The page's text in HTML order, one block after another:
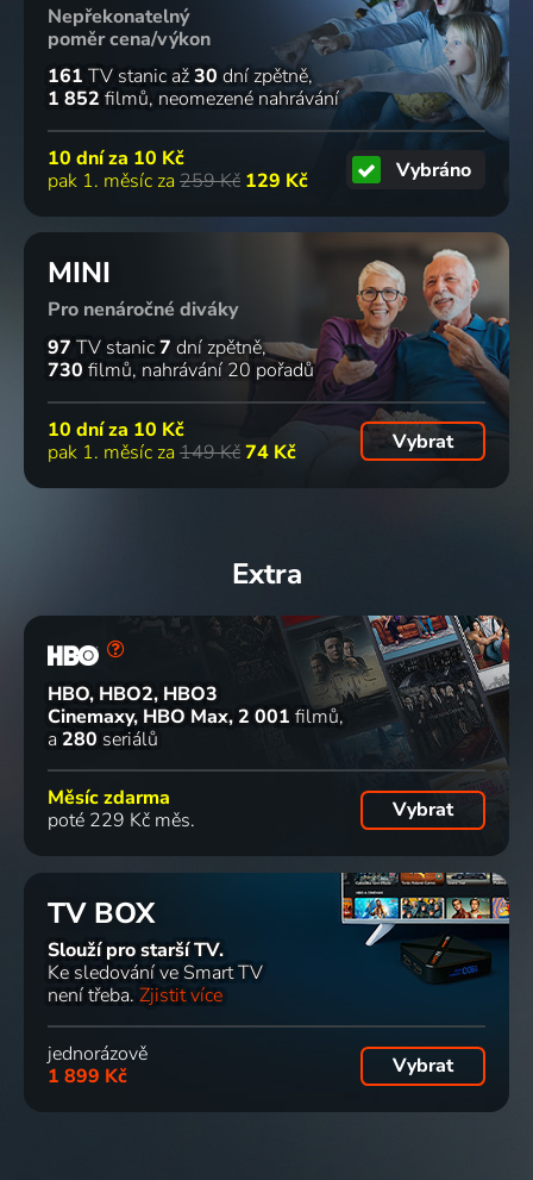
Nepřekonatelný
poměr cena/výkon
161 TV stanic až30 dní zpětně
1 852 filmů neomezené nahrávání
10 dní za 10 Kč
pak 1. měsíc za 259 Kč 129 Kč Vybráno
MINI
Pro nenáročné diváky
97 TV stanic7 dní zpětně
730 filmů nahrávání 20 pořadů
10 dní za 10 Kč
pak 1. měsíc za 149 Kč74 Kč Vybrat
Extra
HBO, HBO2, HBO3
Cinemaxy, HBO Max 2 001 filmů
a 280 seriálů
Měsíc zdarma
poté 229 Kč měs.
Vybrat
TV BOX
Slouží pro starší TV.
Ke sledování ve Smart TV
není třeba. Zjistit více
jednorázově
1 899 Kč
Vybrat